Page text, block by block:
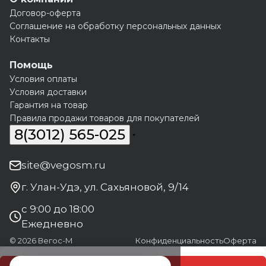
Договор-оферта
Соглашение на обработку персональных данных
Контакты
Помощь
Условия оплаты
Условия доставки
Гарантия на товар
Правила продажи товаров для покупателей
8(3012) 565-025
site@vegosm.ru
г. Улан-Удэ, ул. Сахьяновой, 9/14
с 9:00 до 18:00
Ежедневно
© 2026 Вегос-М КонфиденциальностьОферта